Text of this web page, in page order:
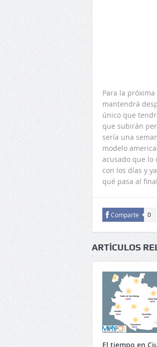
Para la
mantendrá
único que
que subirán
sería una
modelo
acusado que lo
con los días y
qué pasa al
Comparte 0
ARTÍCULOS
El tiempo en